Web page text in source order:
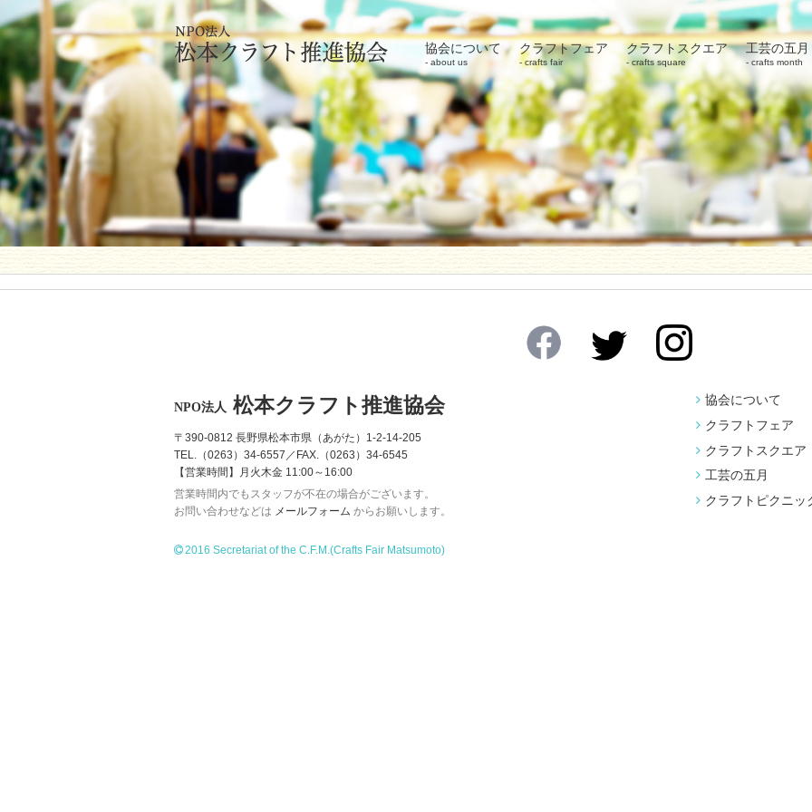
協会について
about us
クラフトフェア
crafts fair
クラフトスクエア
crafts square
工芸の五月
crafts month
協会について
クラフトフェア
クラフトスクエア
工芸の五月
クラフトピクニッ
NPO法人 松本クラフト推進協会
〒390-0812 長野県松本市県（あがた）1-2-14-205
TEL.（0263）34-6557／FAX.（0263）34-6545
【営業時間】月火木金 11:00～16:00
営業時間内でもスタッフが不在の場合がございます。
お問い合わせなどは メールフォーム からお願いします。
2016 Secretariat of the C.F.M.(Crafts Fair Matsumoto)